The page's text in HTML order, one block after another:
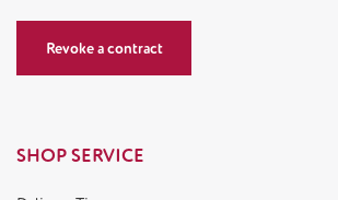
Revoke a contract
SHOP SERVICE